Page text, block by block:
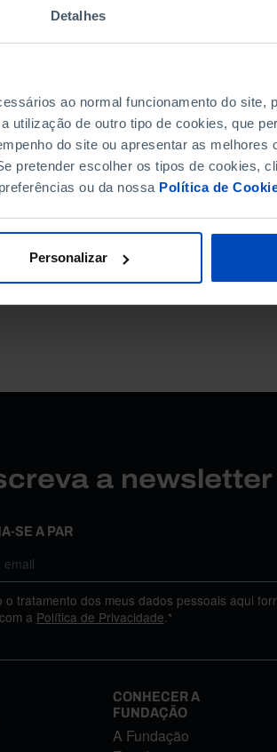
Detalhes
ao normal funcionamento do site,
utilização de outro tipo de cookies, que
do site ou apresentar as melhores
pretender escolher os tipos de cookies,
ou da nossa Política de
Personalizar
a
SE A PAR
o tratamento dos meus dados pessoais aqui
a Política de Privacidade.*
CONHECER A
FUNDAÇÃO
A Fundação